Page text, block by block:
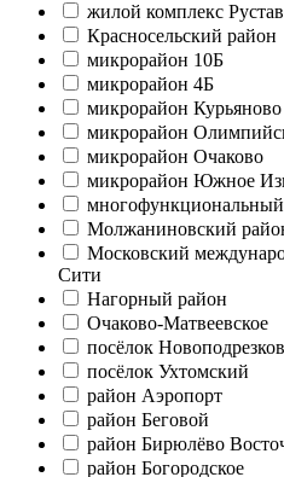
жилой комплекс
Красносельский район
микрорайон 10Б
микрорайон 4Б
микрорайон Курьяново
микрорайон
микрорайон Очаково
микрорайон Южное
Молжаниновский
Московский
Сити
Нагорный район
Очаково-Матвеевское
посёлок
посёлок Ухтомский
район Аэропорт
район Беговой
район Бирюлёво
район Богородское